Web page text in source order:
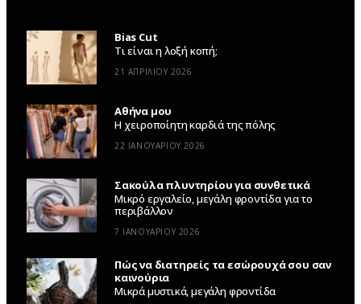
Bias Cut
Τι είναι η λοξή κοπή;
21 ΑΠΡΙΛΊΟΥ 2026
Αθήνα μου
Η χειροποίητη καρδιά της πόλης
22 ΙΑΝΟΥΑΡΊΟΥ 2026
Σακούλα πλυντηρίου για συνθετικά
Μικρό εργαλείο, μεγάλη φροντίδα για το
περιβάλλον
7 ΙΑΝΟΥΑΡΊΟΥ 2026
Πώς να διατηρείς τα εσώρουχά σου σαν
καινούρια
Μικρά μυστικά, μεγάλη φροντίδα